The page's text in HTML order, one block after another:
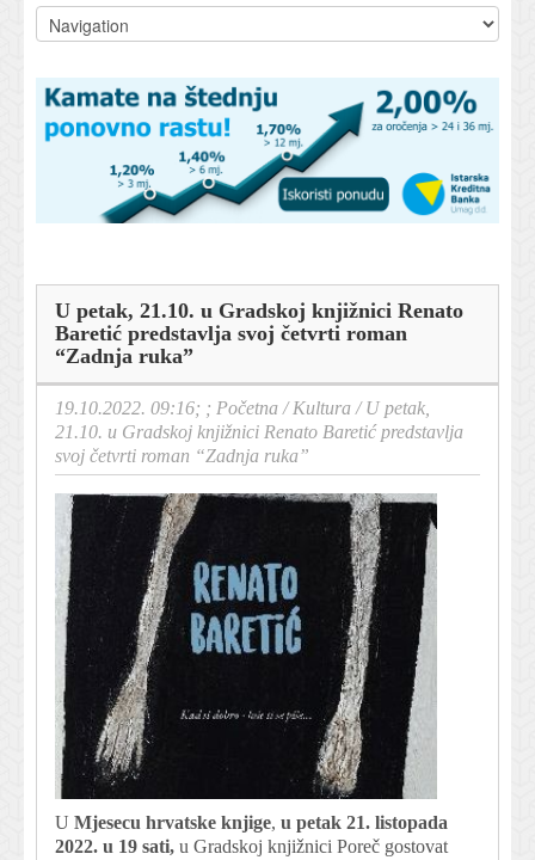
U petak, 21.10. u Gradskoj knjižnici Renato
Baretić predstavlja svoj četvrti roman
“Zadnja ruka”
19.10.2022. 09:16; ; Početna /Kultura /U petak,
21.10. u Gradskoj knjižnici Renato Baretić predstavlja
svoj četvrti roman “Zadnja ruka”
U Mjesecu hrvatske knjige, u petak 21. listopada
2022. u 19 sati, u Gradskoj knjižnici Poreč gostovat